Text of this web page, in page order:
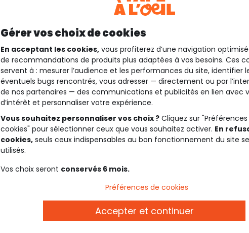
Description
Gérer vos choix de cookies
En acceptant les cookies, vous profiterez d’une navigation
de recommandations de produits plus adaptées à vos besoins. Ces
servent à : mesurer l’audience et les performances du site, identifier
éventuels bugs rencontrés, vous adresser — directement ou par
de nos partenaires — des communications et publicités en lien avec
d’intérêt et personnaliser votre expérience.
Vous souhaitez personnaliser vos choix ? Cliquez sur
cookies" pour sélectionner ceux que vous souhaitez activer. En
cookies, seuls ceux indispensables au bon fonctionnement du site
utilisés.
Vos choix seront conservés 6 mois.
Préférences de cookies
Accepter et continuer